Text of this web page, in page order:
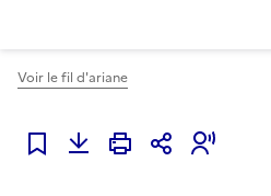
Voir le fil d'ariane
Ajouter à mes favoris